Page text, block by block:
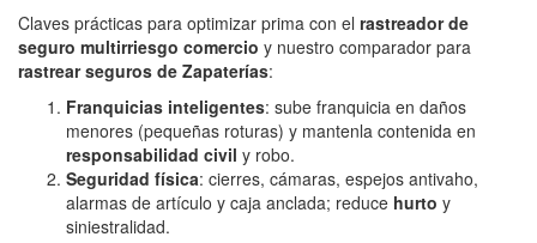
Claves prácticas para optimizar prima con el rastreador de
seguro multirriesgo comercio y nuestro comparador para
rastrear seguros de Zapaterías:
Franquicias inteligentes: sube franquicia en daños
menores (pequeñas roturas) y mantenla contenida en
responsabilidad civil y robo.
Seguridad física: cierres, cámaras, espejos antivaho,
alarmas de artículo y caja anclada; reduce hurto y
siniestralidad.